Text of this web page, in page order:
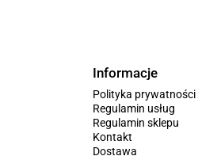
Informacje
Polityka prywatności
Regulamin usług
Regulamin sklepu
Kontakt
Dostawa